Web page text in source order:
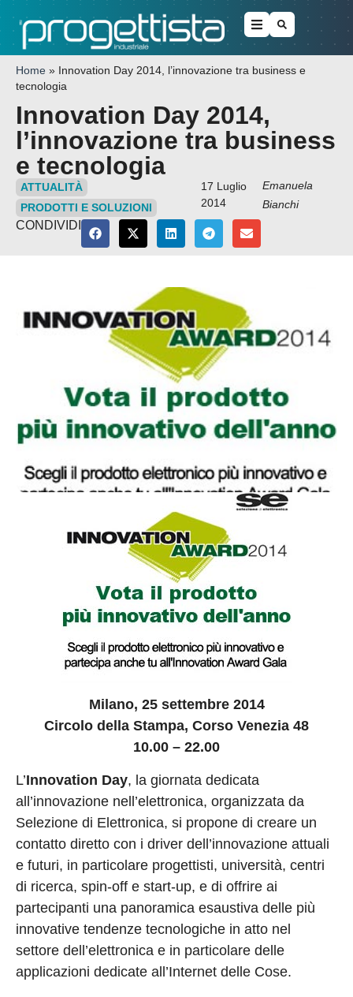
Home » Innovation Day 2014, l’innovazione tra business e
tecnologia
Innovation Day 2014,
l’innovazione tra business
e tecnologia
ATTUALITÀ
PRODOTTI E SOLUZIONI
17 Luglio
2014
Emanuela
Bianchi
CONDIVIDI
Milano, 25 settembre 2014
Circolo della Stampa, Corso Venezia 48
10.00 – 22.00
L’Innovation Day, la giornata dedicata
all’innovazione nell’elettronica, organizzata da
Selezione di Elettronica, si propone di creare un
contatto diretto con i driver dell’innovazione attuali
e futuri, in particolare progettisti, università, centri
di ricerca, spin-off e start-up, e di offrire ai
partecipanti una panoramica esaustiva delle più
innovative tendenze tecnologiche in atto nel
settore dell’elettronica e in particolare delle
applicazioni dedicate all’Internet delle Cose.